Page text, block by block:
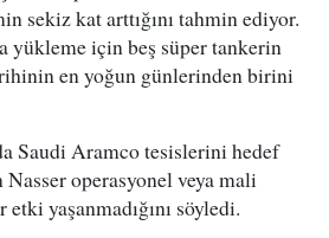
sekiz kat arttığını tahmin ediyor.
yükleme için beş süper tankerin
en yoğun günlerinden birini
Saudi Aramco tesislerini hedef
operasyonel veya mali
yaşanmadığını söyledi.